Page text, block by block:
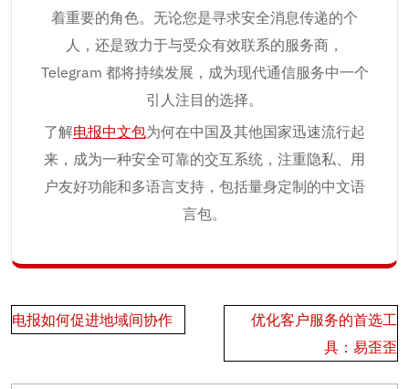
着重要的角色。无论您是寻求安全消息传递的个
人，还是致力于与受众有效联系的服务商，
Telegram 都将持续发展，成为现代通信服务中一个
引人注目的选择。
了解电报中文包为何在中国及其他国家迅速流行起
来，成为一种安全可靠的交互系统，注重隐私、用
户友好功能和多语言支持，包括量身定制的中文语
言包。
Post
电报如何促进地域间协作
优化客户服务的首选工
具：易歪歪